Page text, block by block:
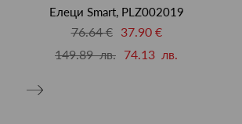
Елеци Smart, PLZ002019
76.64 €
37.90 €
149.89 лв. 74.13 лв.